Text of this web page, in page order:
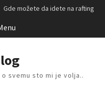
Gde možete da idete na rafting
Kako da isplanirate savršen letnji
odmor?
stvari kod kuće?
svemu sto mi je volja..